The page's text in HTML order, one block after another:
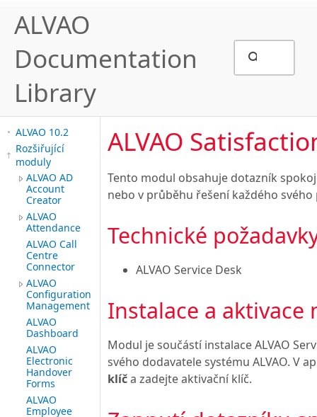
ALVAO
Documentation
Library
ALVAO 10.2
Rozšiřující
moduly
ALVAO AD
Account
Creator
ALVAO
Attendance
ALVAO Call
Centre
Connector
ALVAO
Configuration
Management
ALVAO
Dashboard
ALVAO
Electronic
Handover
Forms
ALVAO
Employee
ALVAO
Tento modul obsahuje dotazník
nebo v průběhu řešení každého svého
Technické
ALVAO Service Desk
Instalace a aktivace
Modul je součástí instalace ALVAO
svého dodavatele systému ALVAO. V
klíča zadejte aktivační klíč.